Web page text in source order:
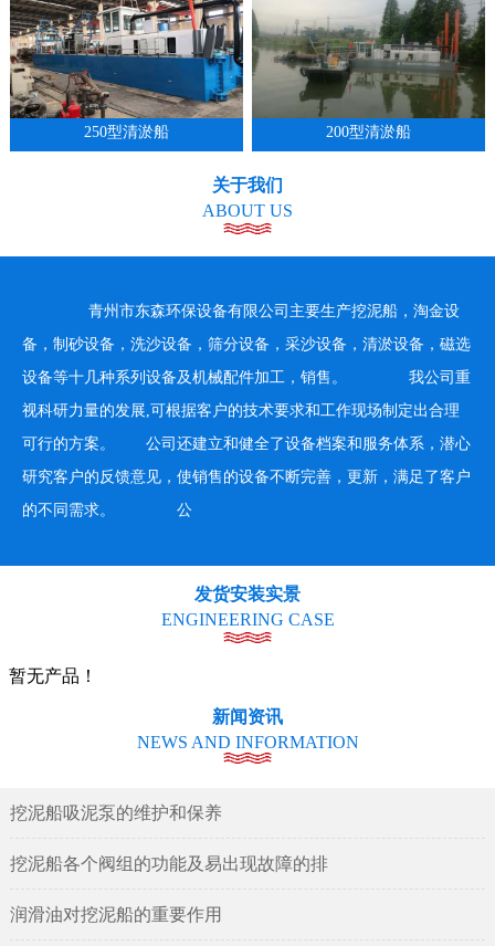
1 2 3 4
250型清淤船 200型清淤船
关于我们
ABOUT US
青州市东森环保设备有限公司主要生产挖泥船，淘金设
备，制砂设备，洗沙设备，筛分设备，采沙设备，清淤设备，磁选
设备等十几种系列设备及机械配件加工，销售。 我公司重
视科研力量的发展,可根据客户的技术要求和工作现场制定出合理
可行的方案。 公司还建立和健全了设备档案和服务体系，潜心
研究客户的反馈意见，使销售的设备不断完善，更新，满足了客户
的不同需求。 公
发货安装实景
ENGINEERING CASE
暂无产品！
新闻资讯
NEWS AND INFORMATION
挖泥船吸泥泵的维护和保养
挖泥船各个阀组的功能及易出现故障的排
润滑油对挖泥船的重要作用